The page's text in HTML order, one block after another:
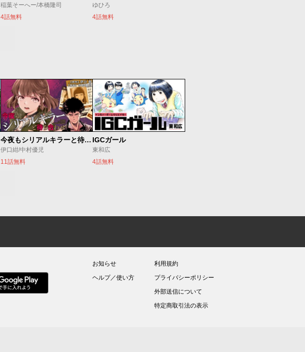
稲葉そーへー/本橋隆司
4話無料
ゆひろ
4話無料
今夜もシリアルキラーと待ち合わせ
伊口紺/中村優児
11話無料
IGCガール
東和広
4話無料
お知らせ
ヘルプ／使い方
利用規約
プライバシーポリシー
外部送信について
特定商取引法の表示